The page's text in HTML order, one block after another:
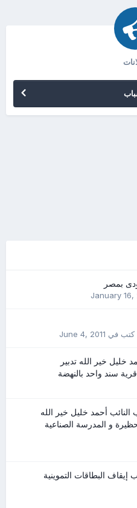
بمصر
January 16,
في June 4, 2011
خير الله تدبير
سند واحد بالنهضة
أحمد خليل خير الله
و المدرسة الصناعية
البطاقات التموينية